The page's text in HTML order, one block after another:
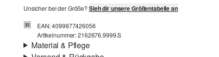
Unsicher bei der Größe? Sieh dir unsere Größentabelle an
EAN: 4099977426056
Artikelnummer: 2162676.9999.S
Material & Pflege